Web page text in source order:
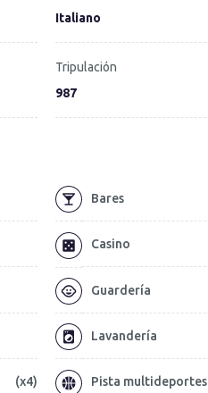
Italiano
Tripulación
987
Bares
Casino
Guardería
Lavandería
(x4) Pista multideportes